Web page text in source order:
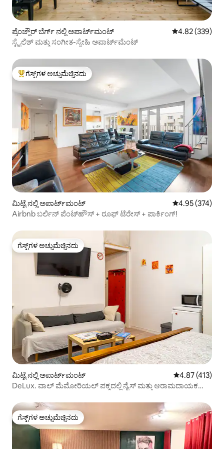
ಪ್ರೆಂಜ್ಲೌರ್ ಬೆರ್ಗ್ ನಲ್ಲಿ ಅಪಾರ್ಟ್‌ಮಂಟ್ 5 ರಲ್ಲಿ 4.82
4.82 (339)
ಸ್ಟೈಲಿಶ್ ಮತ್ತು ಸಂಗೀತ-ಸ್ನೇಹಿ ಅಪಾರ್ಟ್‌ಮೆಂಟ್
ಗೆಸ್ಟ್‌ಗಳಿಗೆ ಅತಿ ಹೆಚ್ಚು ಅಚ್ಚುಮೆಚ್ಚಿನದು
ಗೆಸ್ಟ್‌ಗಳ ಅಚ್ಚುಮೆಚ್ಚಿನದು
ಮಿಟ್ಟೆ ನಲ್ಲಿ ಅಪಾರ್ಟ್‌ಮಂಟ್ 5 ರಲ್ಲಿ 4.95
4.95 (374)
Airbnb ಬರ್ಲಿನ್ ಪೆಂಟ್‌ಹೌಸ್ + ರೂಫ್ ಟೆರೇಸ್ + ಪಾರ್ಕಿಂಗ್!
ಗೆಸ್ಟ್‌ಗಳ ಅಚ್ಚುಮೆಚ್ಚಿನದು
ಗೆಸ್ಟ್‌ಗಳ ಅಚ್ಚುಮೆಚ್ಚಿನದು
ಮಿಟ್ಟೆ ನಲ್ಲಿ ಅಪಾರ್ಟ್‌ಮಂಟ್ 5 ರಲ್ಲಿ 4.87
4.87 (413)
DeLux. ವಾಲ್ ಮೆಮೋರಿಯಲ್ ಪಕ್ಕದಲ್ಲಿ ನೈಸ್ ಮತ್ತು ಆರಾಮದಾಯಕ
ಗೆಸ್ಟ್‌ಗಳ ಅಚ್ಚುಮೆಚ್ಚಿನದು
ಗೆಸ್ಟ್‌ಗಳ ಅಚ್ಚುಮೆಚ್ಚಿನದು